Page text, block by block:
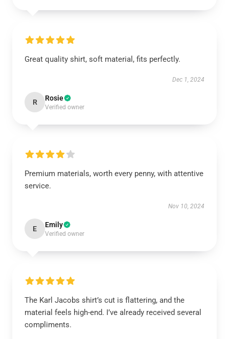
Great quality shirt, soft material, fits perfectly.
Dec 1, 2024
R Rosie
Verified owner
Premium materials, worth every penny, with attentive
service.
Nov 10, 2024
E Emily
Verified owner
The Karl Jacobs shirt’s cut is flattering, and the
material feels high-end. I’ve already received several
compliments.